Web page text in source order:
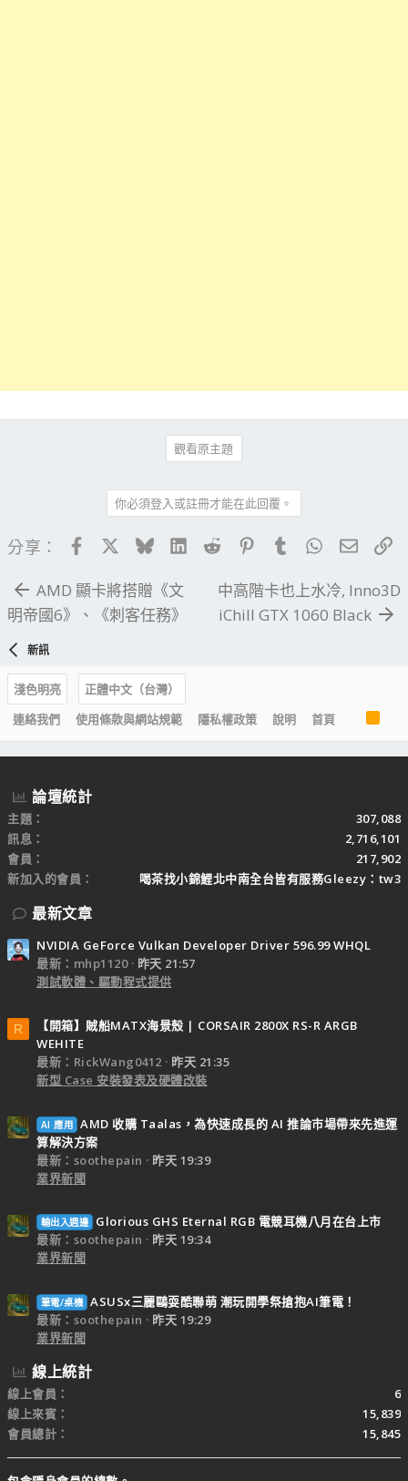
觀看原主題
你必須登入或註冊才能在此回覆。
分享： FacebookBlueskyLinkedIn
Reddit PinterestTumblrWhatsApp
電子
AMD 顯卡將搭贈《文
明帝國6》、《刺客任務》
中高階卡也上水冷, Inno3D
iChill GTX 1060 Black
新訊
淺色明亮
正體中文（台灣）
連絡我們
使用條款與網站規範 隱私權政策 說明 首頁
R
S
S
論壇統計
主題
307,088
訊息
2,716,101
會員
217,902
新加入的會員
喝茶找小錦鯉北中南全台皆有服務Gleezy：tw3
最新文章
NVIDIA GeForce Vulkan Developer Driver 596.99 WHQL
最新：mhp1120
昨天 21:57
測試軟體、驅動程式提供
R
【開箱】賊船MATX海景殼 | CORSAIR 2800X RS-R ARGB
WEHITE
最新：RickWang0412
昨天 21:35
新型 Case 安裝發表及硬體改裝
AI 應用 AMD 收購 Taalas，為快速成長的 AI 推論市場帶來先進運
算解決方案
最新：soothepain
昨天 19:39
業界新聞
輸出入週邊
Glorious GHS Eternal RGB 電競耳機八月在台上市
最新：soothepain
昨天 19:34
業界新聞
筆電/桌機 ASUSx三麗鷗耍酷聯萌 潮玩開學祭搶抱AI筆電！
最新：soothepain
昨天 19:29
業界新聞
線上統計
線上會員
6
線上來賓
15,839
會員總計
15,845